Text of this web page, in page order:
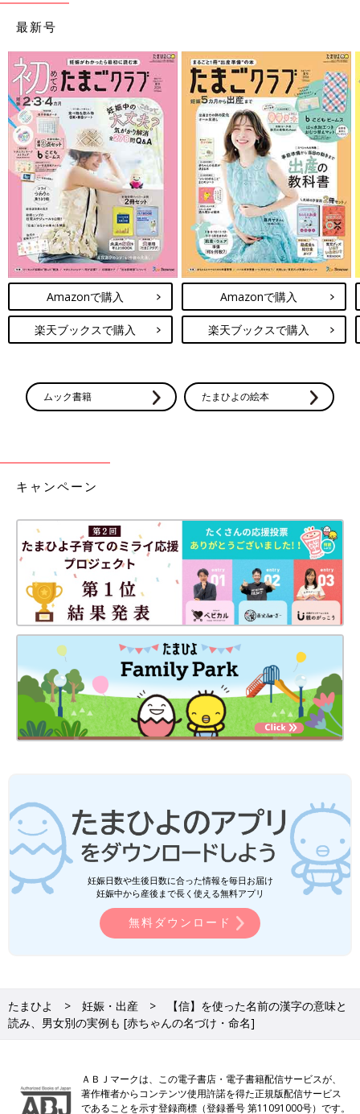
最新号
Amazonで購入
楽天ブックスで購入
Amazonで購入
楽天ブックスで購入
ムック書籍 たまひよの絵本
キャンペーン
妊娠日数や生後日数に合った情報を毎日お届け
妊娠中から産後まで長く使える無料アプリ
無料ダウンロード
たまひよ 妊娠・出産
【信】を使った名前の漢字の意味と
読み、男女別の実例も [赤ちゃんの名づけ・命名]
ＡＢＪマークは、この電子書店・電子書籍配信サービスが、
著作権者からコンテンツ使用許諾を得た正規版配信サービス
であることを示す登録商標（登録番号 第11091000号）です。